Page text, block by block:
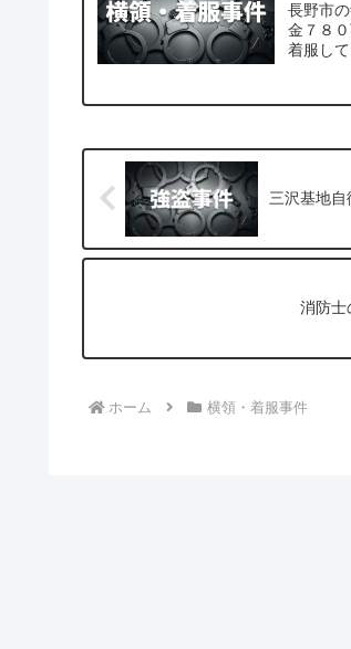
長野市
金７８
着服し
三沢基地
消防
ホーム 横領・着服事件